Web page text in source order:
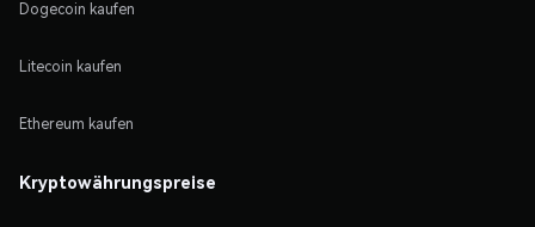
Dogecoin kaufen
Litecoin kaufen
Ethereum kaufen
Kryptowährungspreise